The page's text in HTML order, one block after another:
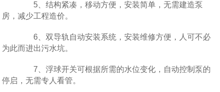
5、结构紧凑，移动方便，安装简单，无需建造泵
房，减少工程造价。
6、双导轨自动安装系统，安装维修方便，人可不必
为此而进出污水坑。
7、浮球开关可根据所需的水位变化，自动控制泵的
停启，无需专人看管。